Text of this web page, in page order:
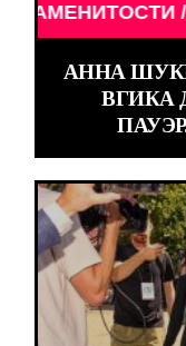
///
АННА
ВГИКА